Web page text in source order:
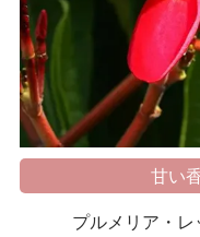
甘い
プルメリア・